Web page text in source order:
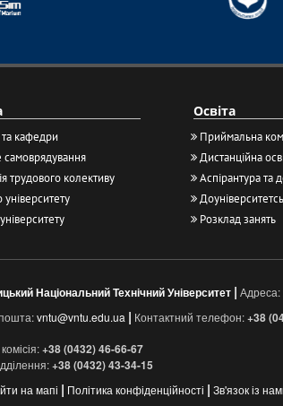
кафедри
самоврядування
трудового колективу
університету
Освіта
Приймальна
Дистанційна
Аспірантура та
Розклад занять
Національний Технічний Університет | Адреса:
vntu@vntu.edu.ua | Контактний телефон:+38
+38 (0432) 46-66-67
+38 (0432) 43-34-15
на мапі | Політика конфіденційності | Зв'язок із